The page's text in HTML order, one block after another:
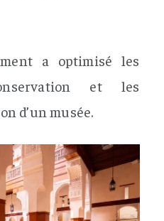
a optimisé les
et les
d’un musée.